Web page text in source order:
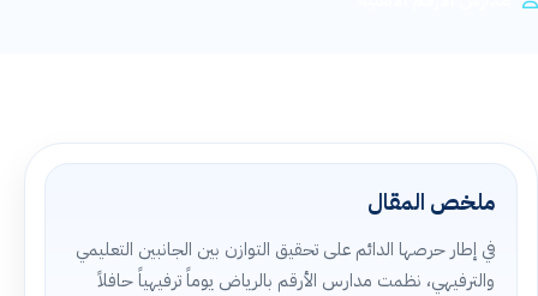
التوظيف
ملخص المقال
في إطار حرصها الدائم على تحقيق التوازن بين الجانبين التعليمي
والترفيهي، نظمت مدارس الأرقم بالرياض يوماً ترفيهياً حافلاً